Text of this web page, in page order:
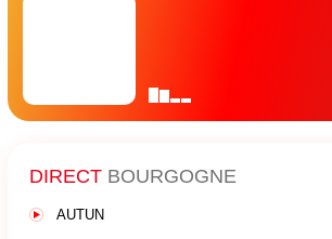
DIRECT BOURGOGNE
AUTUN